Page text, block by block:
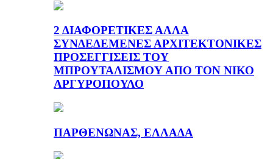
2 ΔΙΑΦΟΡΕΤΙΚΕΣ ΑΛΛΑ
ΣΥΝΔΕΔΕΜΕΝΕΣ ΑΡΧΙΤΕΚΤΟΝΙΚΕΣ
ΠΡΟΣΕΓΓΙΣΕΙΣ ΤΟΥ
ΜΠΡΟΥΤΑΛΙΣΜΟΥ ΑΠΟ ΤΟΝ ΝΙΚΟ
ΑΡΓΥΡΟΠΟΥΛΟ
ΠΑΡΘΕΝΩΝΑΣ, ΕΛΛΑΔΑ